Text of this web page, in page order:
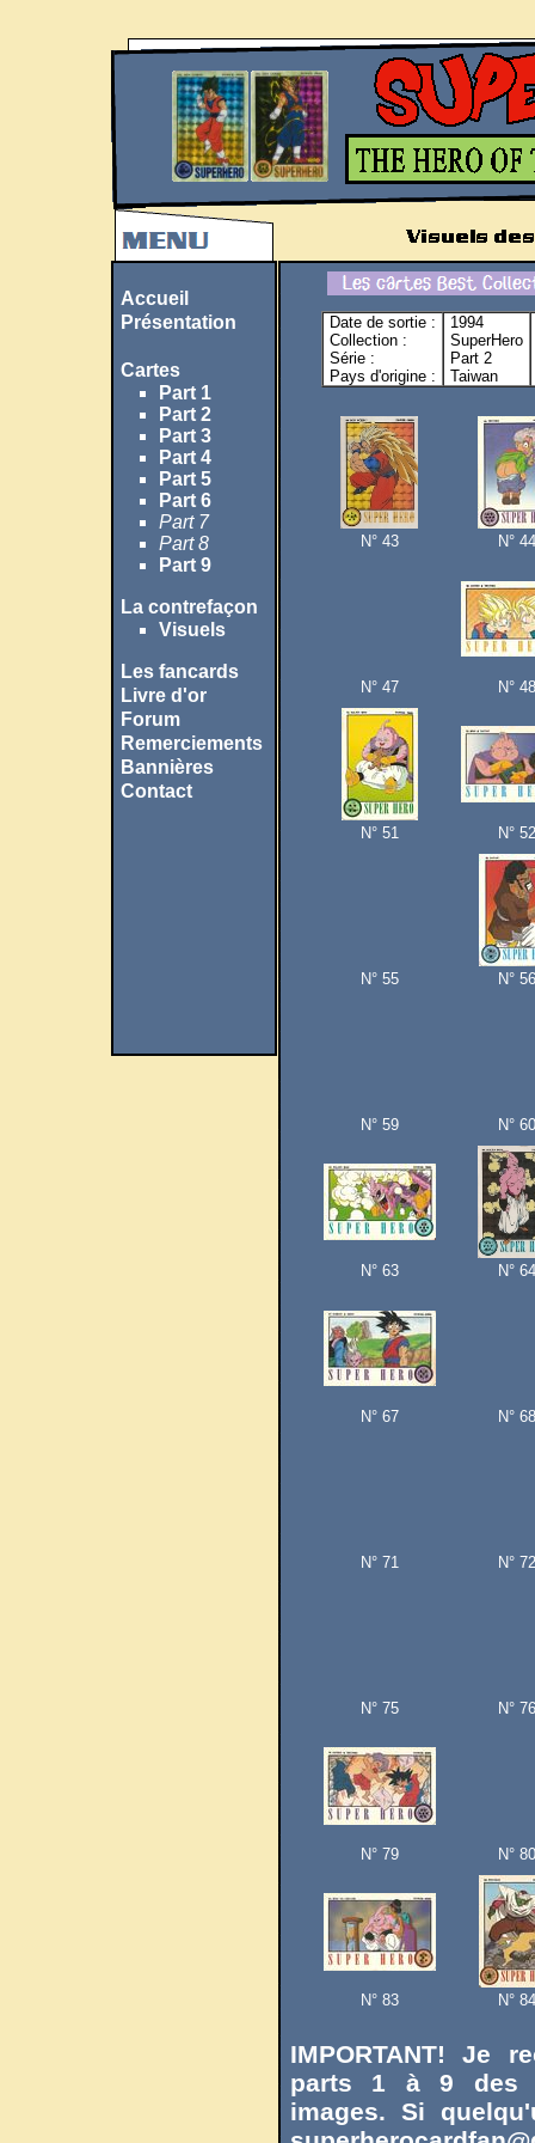
Accueil
Présentation
Cartes
Part 1
Part 2
Part 3
Part 4
Part 5
Part 6
Part 7
Part 8
Part 9
La contrefaçon
Visuels
Les fancards
Livre d'or
Forum
Remerciements
Bannières
Contact
Date de sortie :
Collection :
Série :
Pays d'origine :
1994
SuperHero
Part 2
Taiwan
N° 43 N° 44
N° 47 N° 48
N° 51 N° 52
N° 55 N° 56
N° 59 N° 60
N° 63 N° 64
N° 67 N° 68
N° 71 N° 72
N° 75 N° 76
N° 79 N° 80
N° 83 N° 84
IMPORTANT! Je
parts 1 à 9 des
images. Si